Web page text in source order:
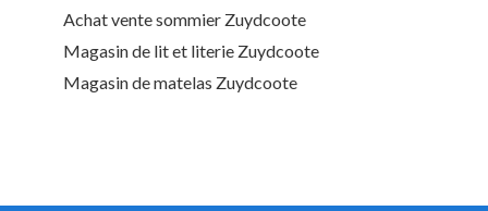
Achat vente sommier Zuydcoote
Magasin de lit et literie Zuydcoote
Magasin de matelas Zuydcoote